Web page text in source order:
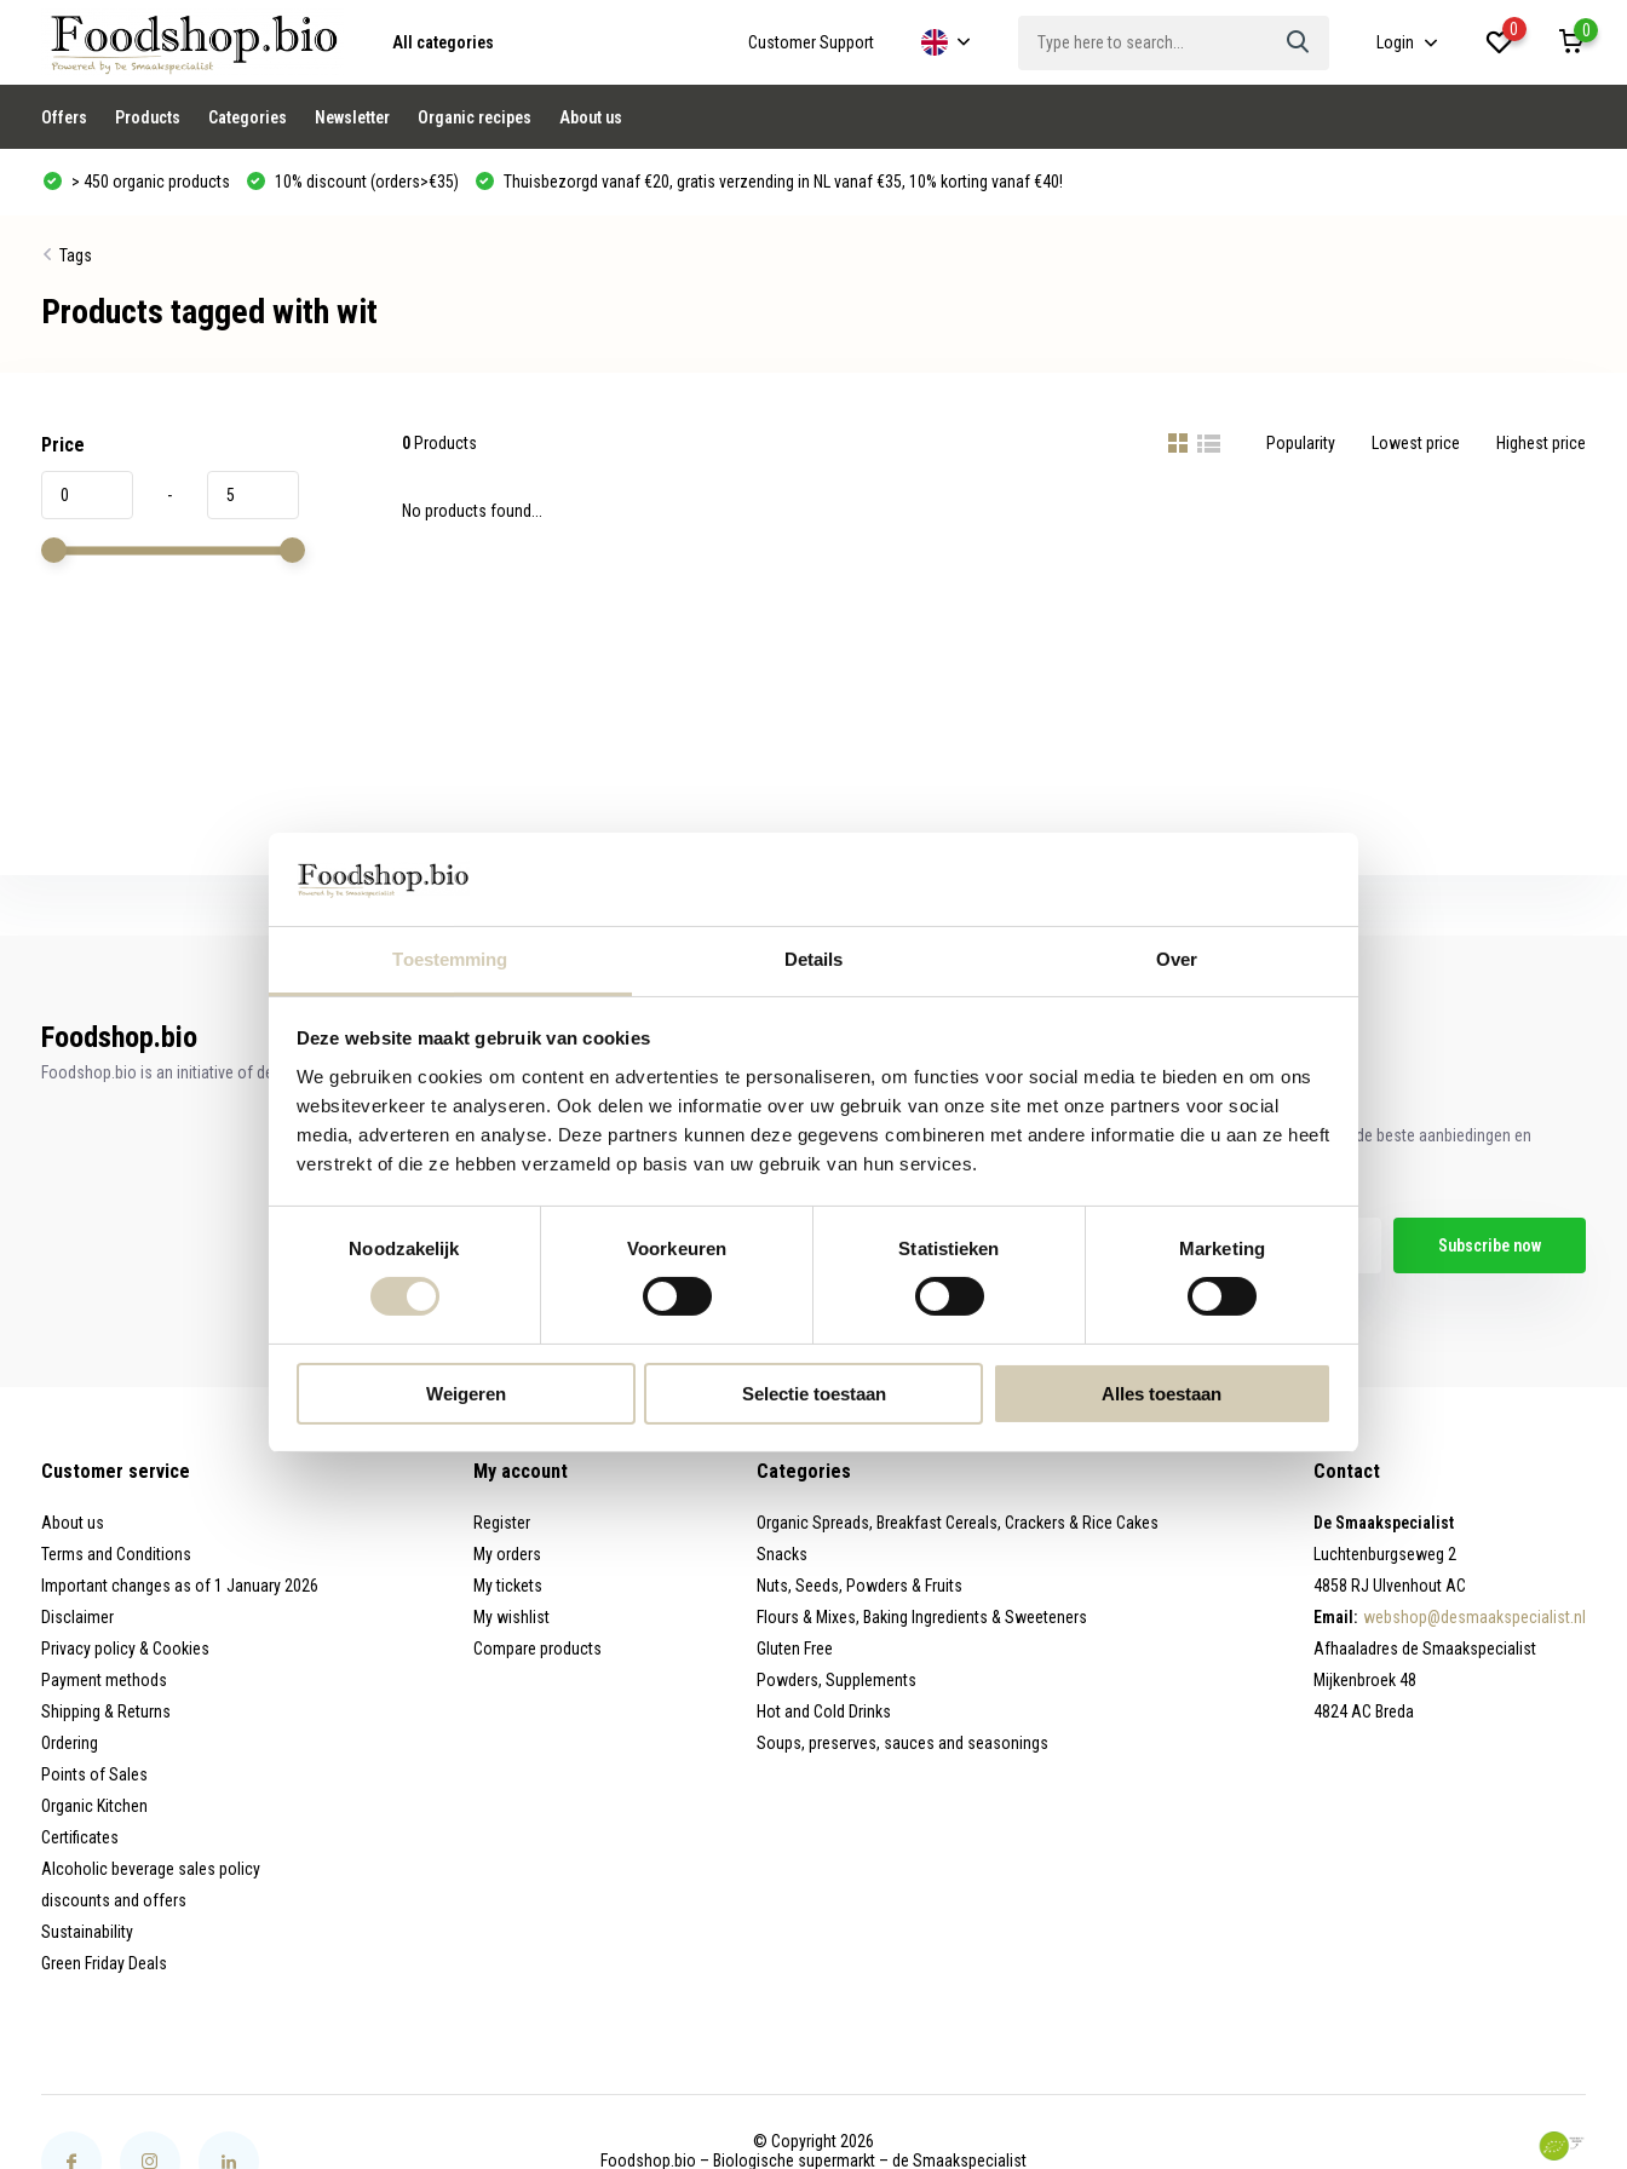
Toestemming Details Over
Deze website maakt gebruik van cookies
We gebruiken cookies om content en advertenties te personaliseren, om functies voor social media te bieden en om ons
websiteverkeer te analyseren. Ook delen we informatie over uw gebruik van onze site met onze partners voor social
media, adverteren en analyse. Deze partners kunnen deze gegevens combineren met andere informatie die u aan ze heeft
verstrekt of die ze hebben verzameld op basis van uw gebruik van hun services.
Noodzakelijk
Voorkeuren Statistieken Marketing
Weigeren Selectie toestaan Alles toestaan
All categories Customer Support Login
0
0
Use
the
up
and
down
arrows
select
Press
enter
go
to
device
users
can
use
touch
and
swipe
Offers Products Categories Newsletter Organic recipes About us
> 450 organic products 10% discount (orders>€35) Thuisbezorgd vanaf €20, gratis verzending in NL vanaf €35, 10% korting vanaf €40!
Tags
Products tagged with wit
Price
-
0Products Popularity Lowest price Highest price
No products found...
Foodshop.bio
Foodshop.bio is an initiative of de Smaakspecialist
Contact details
Contact us
webshop@desmaakspecialist.nl
Meld je aan voor onze nieuwsbrief en ontvang de beste aanbiedingen en
Subscribe now
* Read legal restrictions here
Customer service
About us
Terms and Conditions
Important changes as of 1 January 2026
Disclaimer
Privacy policy & Cookies
Payment methods
Shipping & Returns
Ordering
Points of Sales
Organic Kitchen
Certificates
Alcoholic beverage sales policy
discounts and offers
Sustainability
Green Friday Deals
My account
Register
My orders
My tickets
My wishlist
Compare products
Categories
Organic Spreads, Breakfast Cereals, Crackers & Rice Cakes
Snacks
Nuts, Seeds, Powders & Fruits
Flours & Mixes, Baking Ingredients & Sweeteners
Gluten Free
Powders, Supplements
Hot and Cold Drinks
Soups, preserves, sauces and seasonings
Contact
De Smaakspecialist
Luchtenburgseweg 2
4858 RJ Ulvenhout AC
Email: webshop@desmaakspecialist.nl
Afhaaladres de Smaakspecialist
Mijkenbroek 48
4824 AC Breda
© Copyright 2026
Foodshop.bio – Biologische supermarkt – de Smaakspecialist